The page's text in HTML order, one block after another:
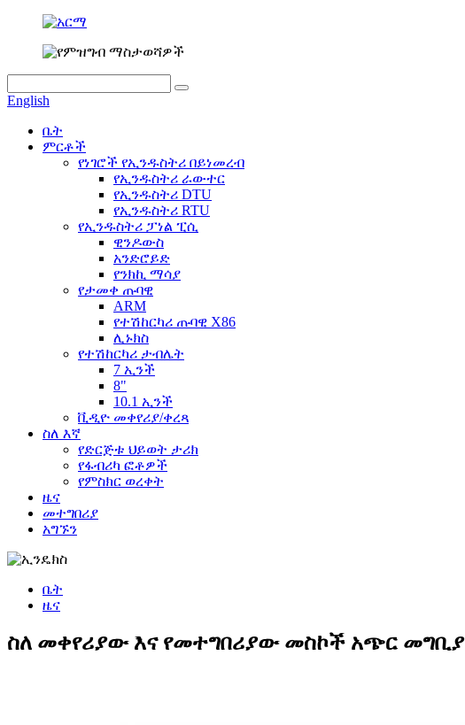
English
ቤት
ምርቶች
የነገሮች የኢንዱስትሪ በይነመረብ
የኢንዱስትሪ ራውተር
የኢንዱስትሪ DTU
የኢንዱስትሪ RTU
የኢንዱስትሪ ፓነል ፒሲ
ዊንዶውስ
አንድሮይድ
የንክኪ ማሳያ
የታመቀ ጡባዊ
ARM
የተሽከርካሪ ጡባዊ X86
ሊኑክስ
የተሽከርካሪ ታብሌት
7 ኢንች
8"
10.1 ኢንች
ቪዲዮ መቀየሪያ/ቀረጻ
ስለ እኛ
የድርጅቱ ህይወት ታሪክ
የፋብሪካ ፎቶዎች
የምስክር ወረቀት
ዜና
መተግበሪያ
አግኙን
ቤት
ዜና
ስለ መቀየሪያው እና የመተግበሪያው መስኮች አጭር መግቢያ